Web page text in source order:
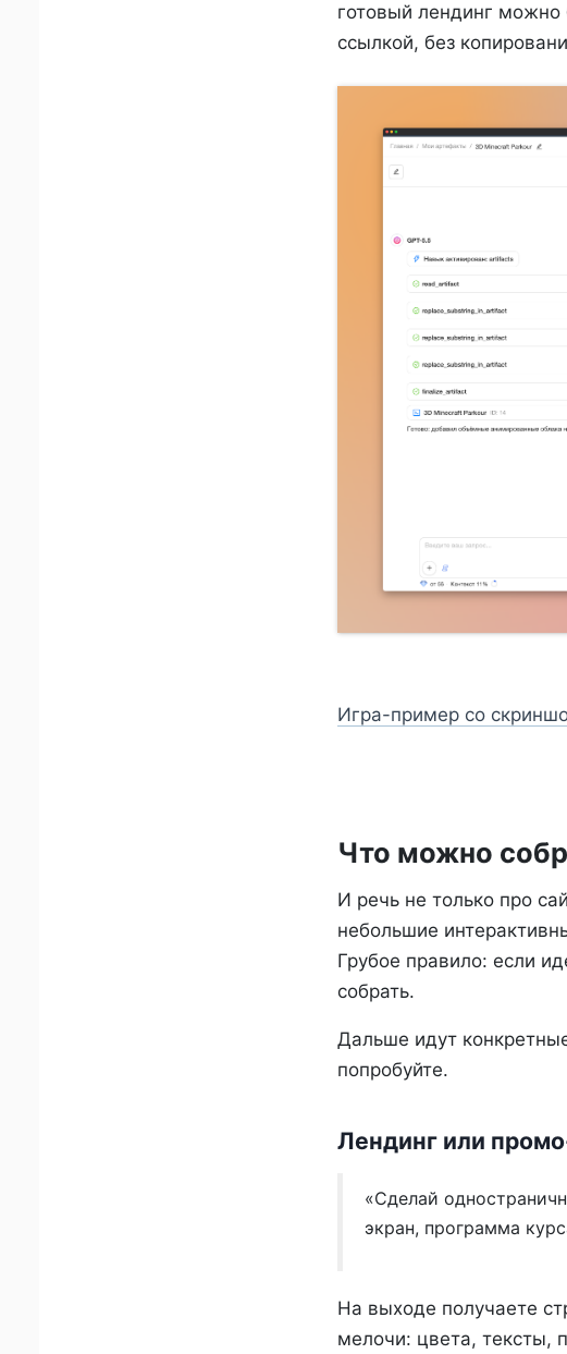
готовый лендинг можно
ссылкой, без
Игра-пример со
Что можно
И речь не только про
небольшие
Грубое правило: если
собрать.
Дальше идут
попробуйте.
Лендинг или
«Сделай
экран, программа
На выходе получаете
мелочи: цвета, тексты,